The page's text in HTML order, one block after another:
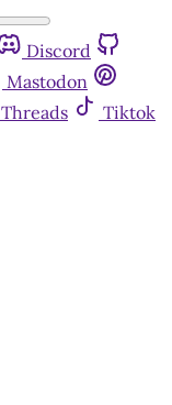
Discord
Mastodon
Threads
Tiktok